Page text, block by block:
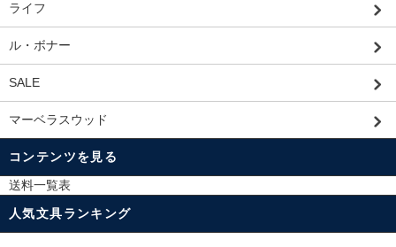
ライフ
ル・ボナー
SALE
マーベラスウッド
コンテンツを見る
送料一覧表
人気文具ランキング